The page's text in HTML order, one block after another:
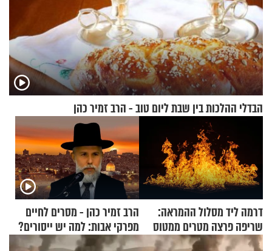
הבדלי ההלכות בין שבת ליום טוב - הרב זמיר כהן
דרמה ליד מסלול ההמראה:
שריפה פרצה מטרים ממטוס
מלא בנוסעים
הרב זמיר כהן - מסרים לחיים
מפרקי אבות: למה יש ייסורים?